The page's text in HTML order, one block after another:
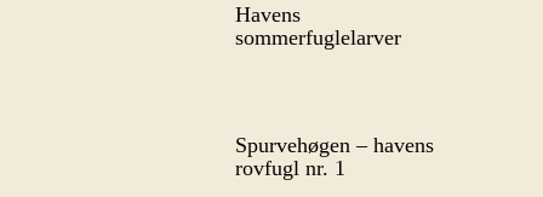
Havens
sommerfuglelarver
Spurvehøgen – havens
rovfugl nr. 1